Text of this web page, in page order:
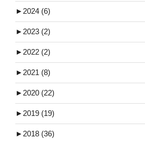
► 2024 (6)
► 2023 (2)
► 2022 (2)
► 2021 (8)
► 2020 (22)
► 2019 (19)
► 2018 (36)